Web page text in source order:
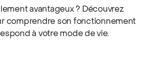
avantageux ? Découvrez
comprendre son fonctionnement
à votre mode de vie.